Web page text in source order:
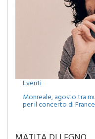
Eventi
Monreale, agosto tra